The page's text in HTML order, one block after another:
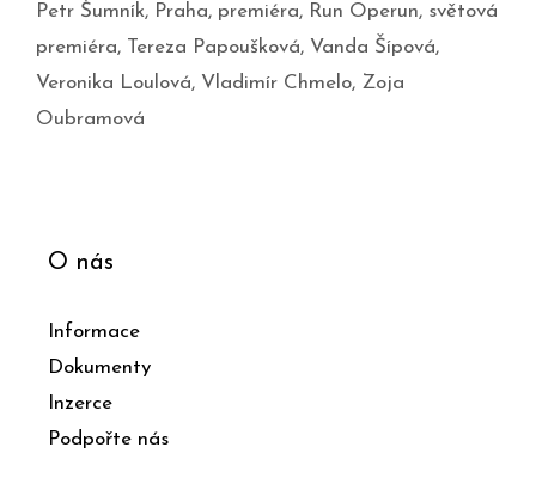
Petr Šumník, Praha, premiéra, Run Operun, světová
premiéra, Tereza Papoušková, Vanda Šípová,
Veronika Loulová, Vladimír Chmelo, Zoja
Oubramová
O nás
Informace
Dokumenty
Inzerce
Podpořte nás